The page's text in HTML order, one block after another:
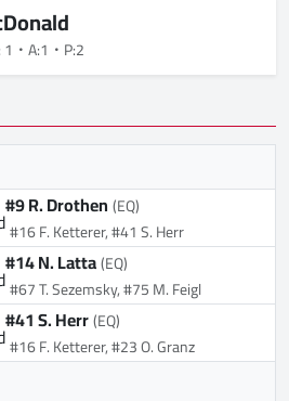
A:1 P:2
#9 R. Drothen(EQ)
#16 F. Ketterer, #41 S. Herr
#14 N. Latta(EQ)
#67 T. Sezemsky, #75 M. Feigl
#41 S. Herr(EQ)
#16 F. Ketterer, #23 O. Granz